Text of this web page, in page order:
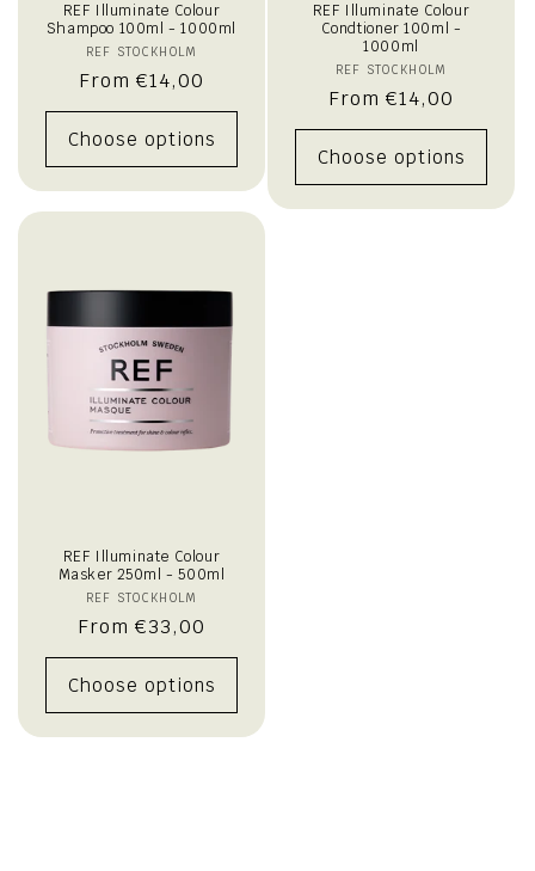
REF Illuminate Colour
Shampoo 100ml - 1000ml
Vendor:
REF STOCKHOLM
Regular
price
From €14,00
Choose options
REF Illuminate Colour
Condtioner 100ml -
1000ml
Vendor:
REF STOCKHOLM
Regular
price
From €14,00
Choose options
REF Illuminate Colour
Masker 250ml - 500ml
Vendor:
REF STOCKHOLM
Regular
price
From €33,00
Choose options